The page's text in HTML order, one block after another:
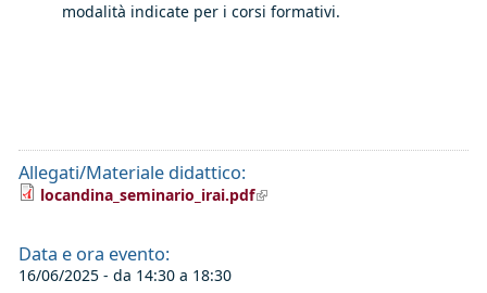
modalità indicate per i corsi formativi.
Allegati/Materiale didattico:
locandina_seminario_irai.pdf(link is external)
Data e ora evento:
16/06/2025 - da 14:30 a 18:30